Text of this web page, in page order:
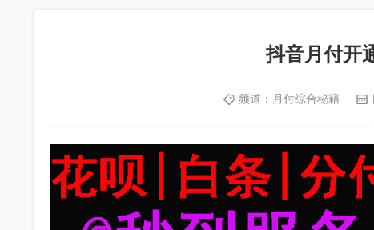
抖音月付开
频道： 月付综合秘籍